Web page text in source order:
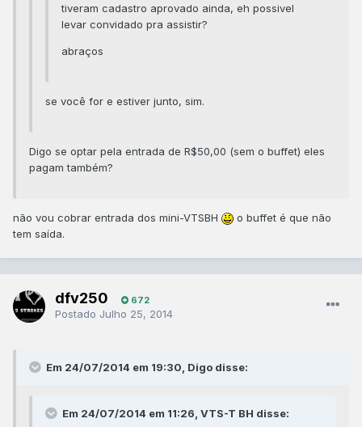
tiveram cadastro aprovado ainda, eh possivel
levar convidado pra assistir?
abraços
se você for e estiver junto, sim.
Digo se optar pela entrada de R$50,00 (sem o buffet) eles
pagam também?
não vou cobrar entrada dos mini-VTSBH
o buffet é que não
tem saída.
dfv250 672
Postado Julho 25, 2014
Em 24/07/2014 em 19:30, Digo disse:
Em 24/07/2014 em 11:26, VTS-T BH disse: